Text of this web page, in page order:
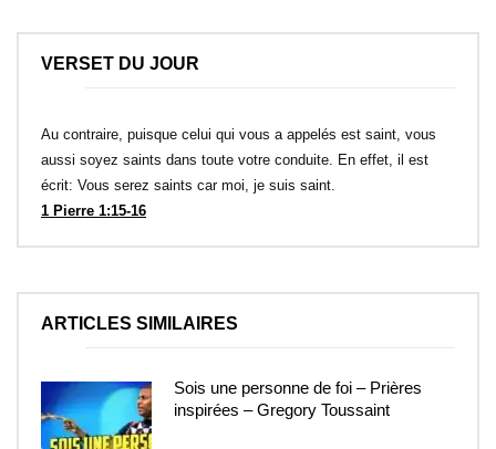
VERSET DU JOUR
Au contraire, puisque celui qui vous a appelés est saint, vous
aussi soyez saints dans toute votre conduite. En effet, il est
écrit: Vous serez saints car moi, je suis saint.
1 Pierre 1:15-16
ARTICLES SIMILAIRES
Sois une personne de foi – Prières
inspirées – Gregory Toussaint